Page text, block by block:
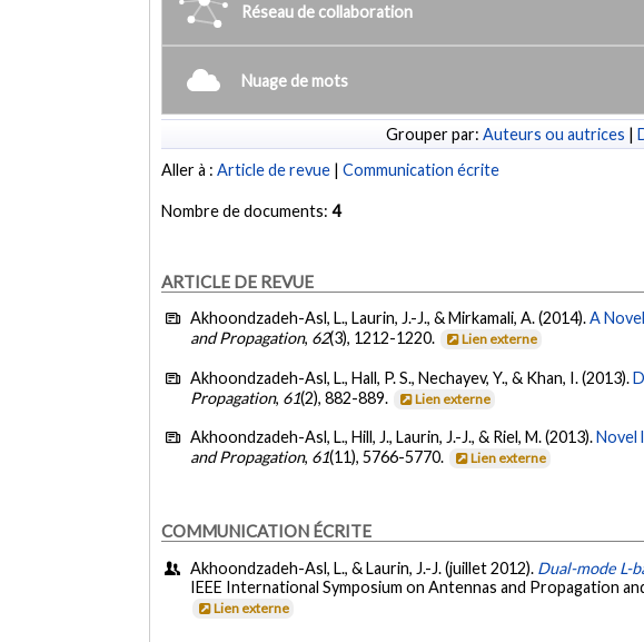
Réseau de collaboration
Nuage de mots
Grouper par: Auteurs ou autrices |
Aller à :Article de revue |Communication écrite
Nombre de documents:4
ARTICLE DE REVUE
Akhoondzadeh-Asl, L., Laurin, J.-J., & Mirkamali, A. (2014).A
and Propagation, 62(3), 1212-1220. Lien externe
Akhoondzadeh-Asl, L., Hall, P. S., Nechayev, Y., & Khan, I. (2013).
Propagation, 61(2), 882-889. Lien externe
Akhoondzadeh-Asl, L., Hill, J., Laurin, J.-J., & Riel, M. (2013).Novel
and Propagation, 61(11), 5766-5770. Lien externe
COMMUNICATION ÉCRITE
Akhoondzadeh-Asl, L., & Laurin, J.-J. (juillet 2012). Dual-mode L-
IEEE International Symposium on Antennas and Propagation
Lien externe